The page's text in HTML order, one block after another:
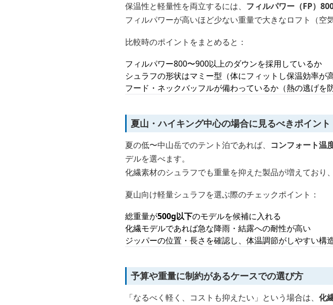
保温性と軽量性を両立するには、 フィルパワー（FP）
フィルパワーが高いほど少ない重量で大きなロフト（空
比較時のポイントをまとめると：
フィルパワー800〜900以上のダウンを採用しているか
シュラフの形状はマミー型（体にフィットし保温効率が
フード・ネックバッフルが備わっているか（熱の逃げを
夏山・ハイキング中心の場合に見るべきポイント
夏の低〜中山岳でのテント泊であれば、 コンフォート温
デルを選べます。
化繊素材のシュラフでも重量を抑えた製品が増えており
夏山向け軽量シュラフを選ぶ際のチェックポイント：
総重量が500g以下のモデルを候補に入れる
化繊モデルであれば急な降雨・結露への耐性が高い
ジッパーの位置・長さを確認し、体温調節がしやすい構
予算や重量に制約があるケースでの選び方
「なるべく軽く、コストも抑えたい」という場合は、 化